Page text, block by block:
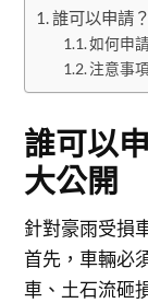
誰可以申請
如何申
注意事
誰可以
大公開
針對豪雨受損
首先，車輛必
車、土石流砸